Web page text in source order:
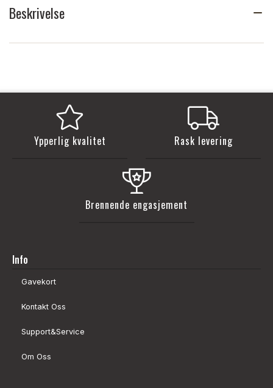
Beskrivelse
Ypperlig kvalitet Rask levering
Brennende engasjement
Info
Gavekort
Kontakt Oss
Support&Service
Om Oss